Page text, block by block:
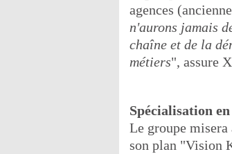
agences
n'aurons jamais
chaîne et de la
métiers", assure
Spécialisation
Le groupe
son plan "Vision